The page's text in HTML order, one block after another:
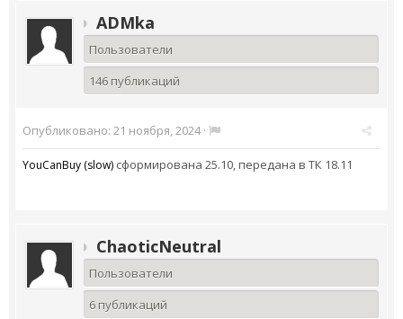
ADMka
Пользователи
146 публикаций
Опубликовано: 21 ноября, 2024·
YouCanBuy (slow) сформирована 25.10, передана в ТК 18.11
ChaoticNeutral
Пользователи
6 публикаций